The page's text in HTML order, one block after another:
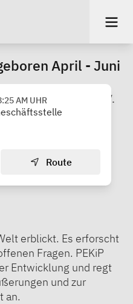
April - Juni
Erlangen e.V.
AM UHR
Route
erblickt. Es erforscht
Fragen. PEKiP
Entwicklung und regt
und zur
an.